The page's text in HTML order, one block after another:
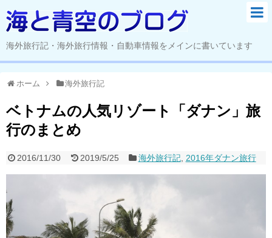
海外旅行記・海外旅行情報・自動車情報をメインに書いています
ホーム 海外旅行記
ベトナムの人気リゾート「ダナン」旅
行のまとめ
2016/11/30 2019/5/25 海外旅行記, 2016年ダナン旅行